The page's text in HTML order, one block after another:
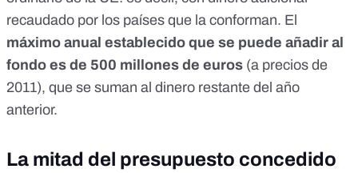
recaudado por los países que la conforman. El
máximo anual establecido que se puede añadir al
fondo es de 500 millones de euros (a precios de
2011), que se suman al dinero restante del año
anterior.
La mitad del presupuesto concedido